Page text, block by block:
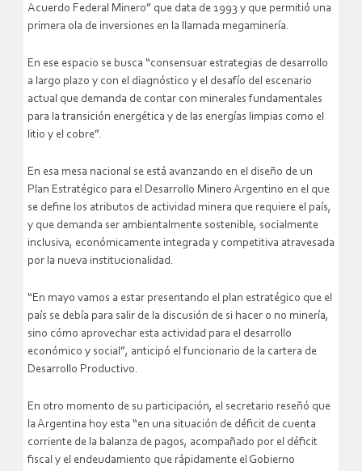
Acuerdo Federal Minero” que data de 1993 y que permitió una
primera ola de inversiones en la llamada megaminería.
En ese espacio se busca “consensuar estrategias de desarrollo
a largo plazo y con el diagnóstico y el desafío del escenario
actual que demanda de contar con minerales fundamentales
para la transición energética y de las energías limpias como el
litio y el cobre”.
En esa mesa nacional se está avanzando en el diseño de un
Plan Estratégico para el Desarrollo Minero Argentino en el que
se define los atributos de actividad minera que requiere el país,
y que demanda ser ambientalmente sostenible, socialmente
inclusiva, económicamente integrada y competitiva atravesada
por la nueva institucionalidad.
“En mayo vamos a estar presentando el plan estratégico que el
país se debía para salir de la discusión de si hacer o no minería,
sino cómo aprovechar esta actividad para el desarrollo
económico y social”, anticipó el funcionario de la cartera de
Desarrollo Productivo.
En otro momento de su participación, el secretario reseñó que
la Argentina hoy esta “en una situación de déficit de cuenta
corriente de la balanza de pagos, acompañado por el déficit
fiscal y el endeudamiento que rápidamente el Gobierno